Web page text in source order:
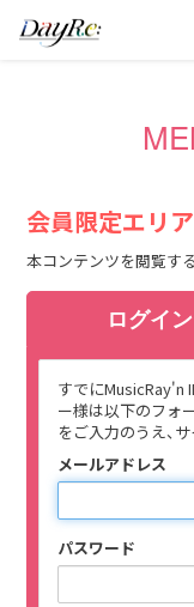
会員限定エリ
本コンテンツを閲覧す
ログイン
すでにMusicRay'n
ー様は以下のフォ
をご入力のうえ、
メールアドレス
パスワード